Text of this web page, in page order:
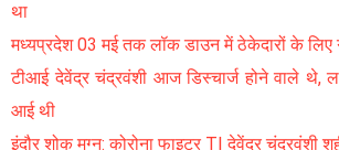
था
मध्यप्रदेश 03 मई तक लॉक डाउन में ठेकेदारों के लिए
टीआई देवेंद्र चंद्रवंशी आज डिस्चार्ज होने वाले थे,
आई थी
इंदौर शोक मग्न: कोरोना फाइटर TI देवेंद्र चंद्रवंशी